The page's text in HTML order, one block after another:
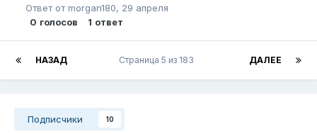
Ответ отmorgan180, 29 апреля
0 голосов 1 ответ
НАЗАД ДАЛЕЕ
Страница 5 из 183
Подписчики 10